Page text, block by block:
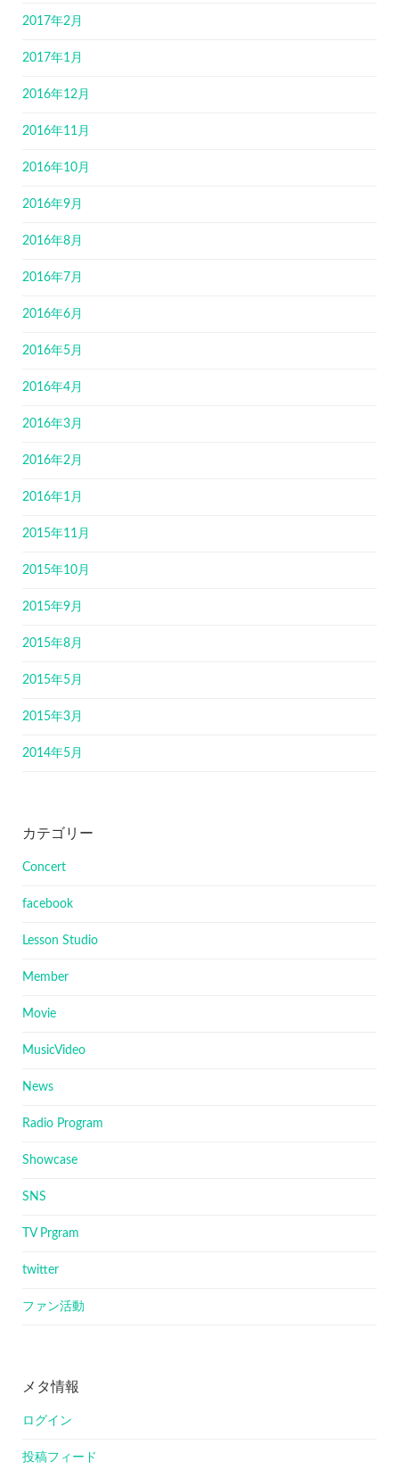
2017年2月
2017年1月
2016年12月
2016年11月
2016年10月
2016年9月
2016年8月
2016年7月
2016年6月
2016年5月
2016年4月
2016年3月
2016年2月
2016年1月
2015年11月
2015年10月
2015年9月
2015年8月
2015年5月
2015年3月
2014年5月
カテゴリー
Concert
facebook
Lesson Studio
Member
Movie
MusicVideo
News
Radio Program
Showcase
SNS
TV Prgram
twitter
ファン活動
メタ情報
ログイン
投稿フィード